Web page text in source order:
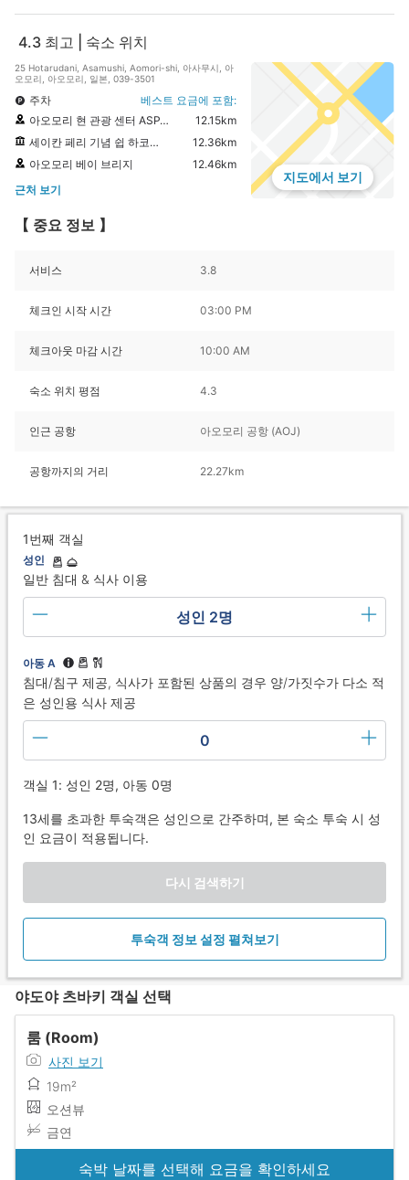
4.3 최고 | 숙소 위치
25 Hotarudani, Asamushi, Aomori-shi, 아사무시, 아
오모리, 아오모리, 일본, 039-3501
주차
베스트 요금에 포함:
아오모리 현 관광 센터 ASPAM
12.15km
세이칸 페리 기념 쉽 하코다마루
12.36km
아오모리 베이 브리지
12.46km
근처 보기
지도에서 보기
【 중요 정보 】
서비스 3.8
체크인 시작 시간 03:00 PM
체크아웃 마감 시간 10:00 AM
숙소 위치 평점 4.3
인근 공항 아오모리 공항 (AOJ)
공항까지의 거리 22.27km
1번째 객실
성인
일반 침대 & 식사 이용
성인 2명
아동 A
침대/침구 제공, 식사가 포함된 상품의 경우 양/가짓수가 다소 적
은 성인용 식사 제공
0
객실 1: 성인 2명, 아동 0명
13세를 초과한 투숙객은 성인으로 간주하며, 본 숙소 투숙 시 성
인 요금이 적용됩니다.
다시 검색하기
투숙객 정보 설정 펼쳐보기
야도야 츠바키 객실 선택
룸 (Room)
사진 보기
19m²
오션뷰
금연
숙박 날짜를 선택해 요금을 확인하세요